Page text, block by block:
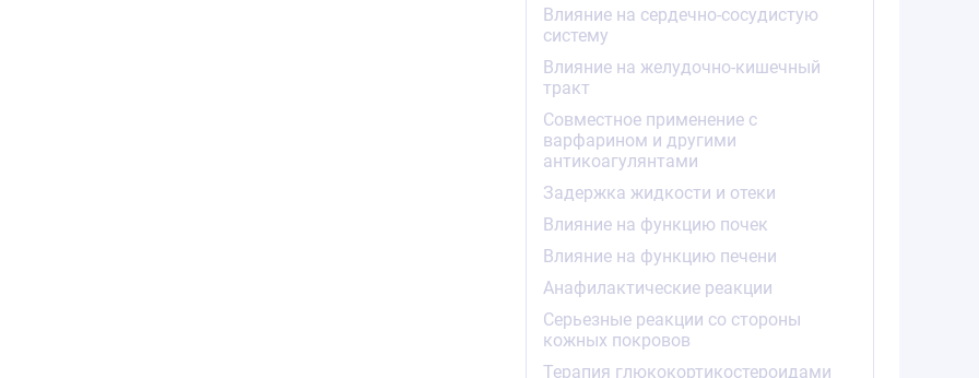
Влияние на сердечно-сосудистую
систему
Влияние на желудочно-кишечный
тракт
Совместное применение с
варфарином и другими
антикоагулянтами
Задержка жидкости и отеки
Влияние на функцию почек
Влияние на функцию печени
Анафилактические реакции
Серьезные реакции со стороны
кожных покровов
Терапия глюкокортикостероидами